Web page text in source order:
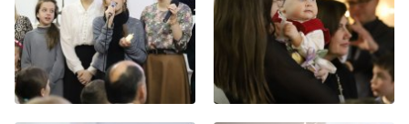
Библия
Воскресная
школа
Фото Воскресной школы